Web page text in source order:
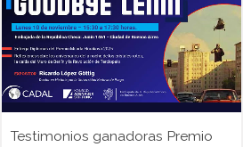
Testimonios ganadoras Premio